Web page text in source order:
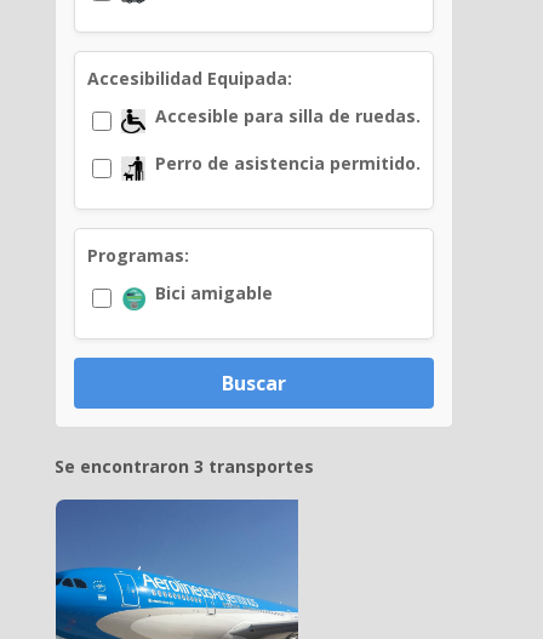
Accesibilidad Equipada:
Accesible para silla de ruedas.
Perro de asistencia permitido.
Programas:
Bici amigable
Buscar
Se encontraron 3 transportes